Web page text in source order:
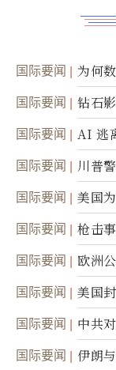
国际要闻
为何
达
国际要闻 钻石
国际要闻 AI 逃
国际要闻 川普
国际要闻 美国
国际要闻
枪击
职责
国际要闻
欧洲
美军
国际要闻 美国
国际要闻
中共
接技
国际要闻 伊朗